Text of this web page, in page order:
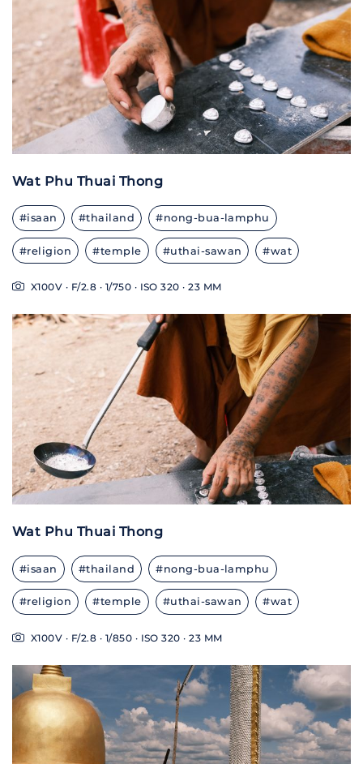
Wat Phu Thuai Thong
#isaan #thailand #nong-bua-lamphu
#religion #temple #uthai-sawan #wat
X100V · F/2.8 · 1/750 · ISO 320 · 23 MM
Wat Phu Thuai Thong
#isaan #thailand #nong-bua-lamphu
#religion #temple #uthai-sawan #wat
X100V · F/2.8 · 1/850 · ISO 320 · 23 MM